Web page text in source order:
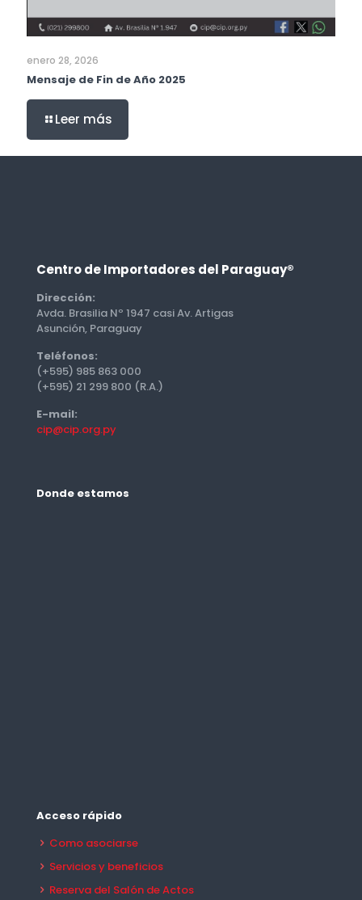
enero 28, 2026
Mensaje de Fin de Año 2025
Leer más
Centro de Importadores del Paraguay®
Dirección:
Avda. Brasilia Nº 1947 casi Av. Artigas
Asunción, Paraguay
Teléfonos:
(+595) 985 863 000
(+595) 21 299 800 (R.A.)
E-mail:
cip@cip.org.py
Donde estamos
Acceso rápido
Como asociarse
Servicios y beneficios
Reserva del Salón de Actos